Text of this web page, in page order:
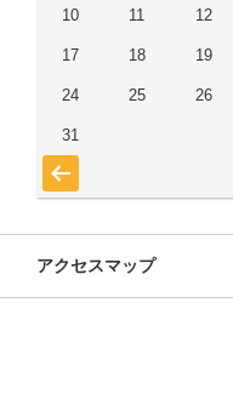
10 11 12
17 18 19
24 25 26
31
« 7月
アクセスマップ